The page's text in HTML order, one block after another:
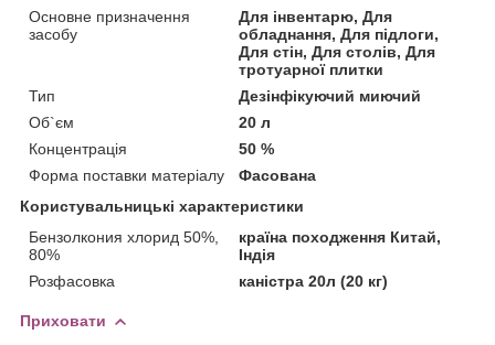
Основне призначення
засобу
Для інвентарю, Для
обладнання, Для підлоги,
Для стін, Для столів, Для
тротуарної плитки
Тип
Дезінфікуючий миючий
Об`єм
20 л
Концентрація
50 %
Форма поставки матеріалу
Фасована
Користувальницькі характеристики
Бензолкония хлорид 50%,
80%
країна походження Китай,
Індія
Розфасовка
каністра 20л (20 кг)
Приховати